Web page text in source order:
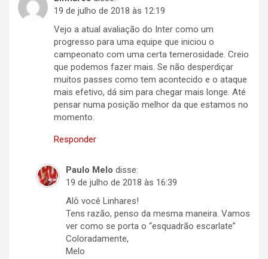
19 de julho de 2018 às 12:19
Vejo a atual avaliação do Inter como um
progresso para uma equipe que iniciou o
campeonato com uma certa temerosidade. Creio
que podemos fazer mais. Se não desperdiçar
muitos passes como tem acontecido e o ataque
mais efetivo, dá sim para chegar mais longe. Até
pensar numa posição melhor da que estamos no
momento.
Responder
Paulo Melo disse:
19 de julho de 2018 às 16:39
Alô você Linhares!
Tens razão, penso da mesma maneira. Vamos
ver como se porta o “esquadrão escarlate”
Coloradamente,
Melo